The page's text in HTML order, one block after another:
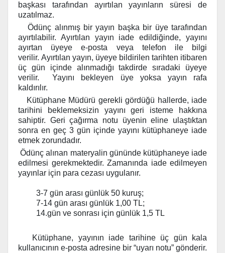
başkası tarafından ayırtılan yayınların süresi de
uzatılmaz.
Ödünç alınmış bir yayın başka bir üye tarafından
ayırtılabilir. Ayırtılan yayın iade edildiğinde, yayını
ayırtan üyeye e-posta veya telefon ile bilgi
verilir. Ayırtılan yayın, üyeye bildirilen tarihten itibaren
üç gün içinde alınmadığı takdirde sıradaki üyeye
verilir. Yayını bekleyen üye yoksa yayın rafa
kaldırılır.
Kütüphane Müdürü gerekli gördüğü hallerde, iade
tarihini beklemeksizin yayını geri isteme hakkına
sahiptir. Geri çağırma notu üyenin eline ulaştıktan
sonra en geç 3 gün içinde yayını kütüphaneye iade
etmek zorundadır.
Ödünç alınan materyalin gününde kütüphaneye iade
edilmesi gerekmektedir. Zamanında iade edilmeyen
yayınlar için para cezası uygulanır.
3-7 gün arası günlük 50 kuruş;
7-14 gün arası günlük 1,00 TL;
14.gün ve sonrası için günlük 1,5 TL
Kütüphane, yayının iade tarihine üç gün kala
kullanıcının e-posta adresine bir “uyarı notu” gönderir.